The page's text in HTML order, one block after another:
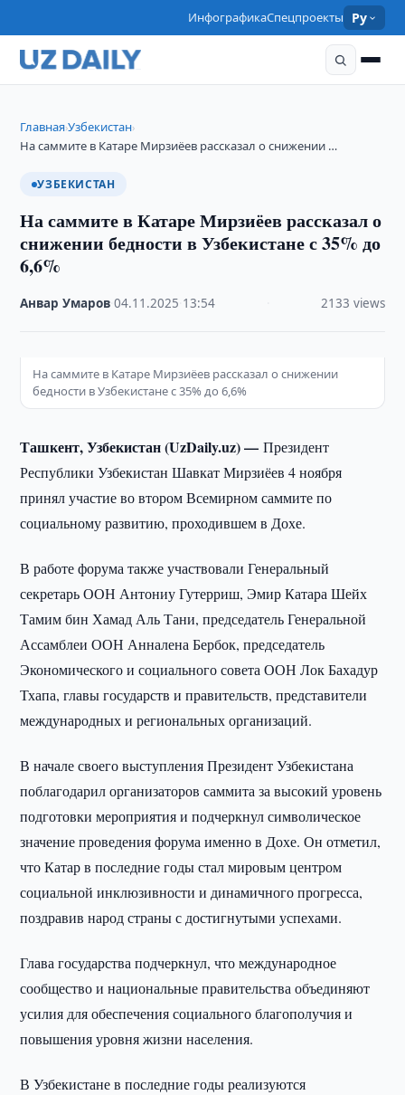
ИнфографикаСпецпроекты Ру
Главная›Узбекистан›
На саммите в Катаре Мирзиёев рассказал о снижении …
УЗБЕКИСТАН
На саммите в Катаре Мирзиёев рассказал о
снижении бедности в Узбекистане с 35% до
6,6%
Анвар Умаров ·04.11.2025 13:54 2133 views
На саммите в Катаре Мирзиёев рассказал о снижении
бедности в Узбекистане с 35% до 6,6%
Ташкент, Узбекистан (UzDaily.uz) —Президент
Республики Узбекистан Шавкат Мирзиёев 4 ноября
принял участие во втором Всемирном саммите по
социальному развитию, проходившем в Дохе.
В работе форума также участвовали Генеральный
секретарь ООН Антониу Гутерриш, Эмир Катара Шейх
Тамим бин Хамад Аль Тани, председатель Генеральной
Ассамблеи ООН Анналена Бербок, председатель
Экономического и социального совета ООН Лок Бахадур
Тхапа, главы государств и правительств, представители
международных и региональных организаций.
В начале своего выступления Президент Узбекистана
поблагодарил организаторов саммита за высокий уровень
подготовки мероприятия и подчеркнул символическое
значение проведения форума именно в Дохе. Он отметил,
что Катар в последние годы стал мировым центром
социальной инклюзивности и динамичного прогресса,
поздравив народ страны с достигнутыми успехами.
Глава государства подчеркнул, что международное
сообщество и национальные правительства объединяют
усилия для обеспечения социального благополучия и
повышения уровня жизни населения.
В Узбекистане в последние годы реализуются